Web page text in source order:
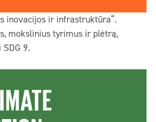
inovacijos ir infrastruktūra“.
mokslinius tyrimus ir plėtrą,
9.